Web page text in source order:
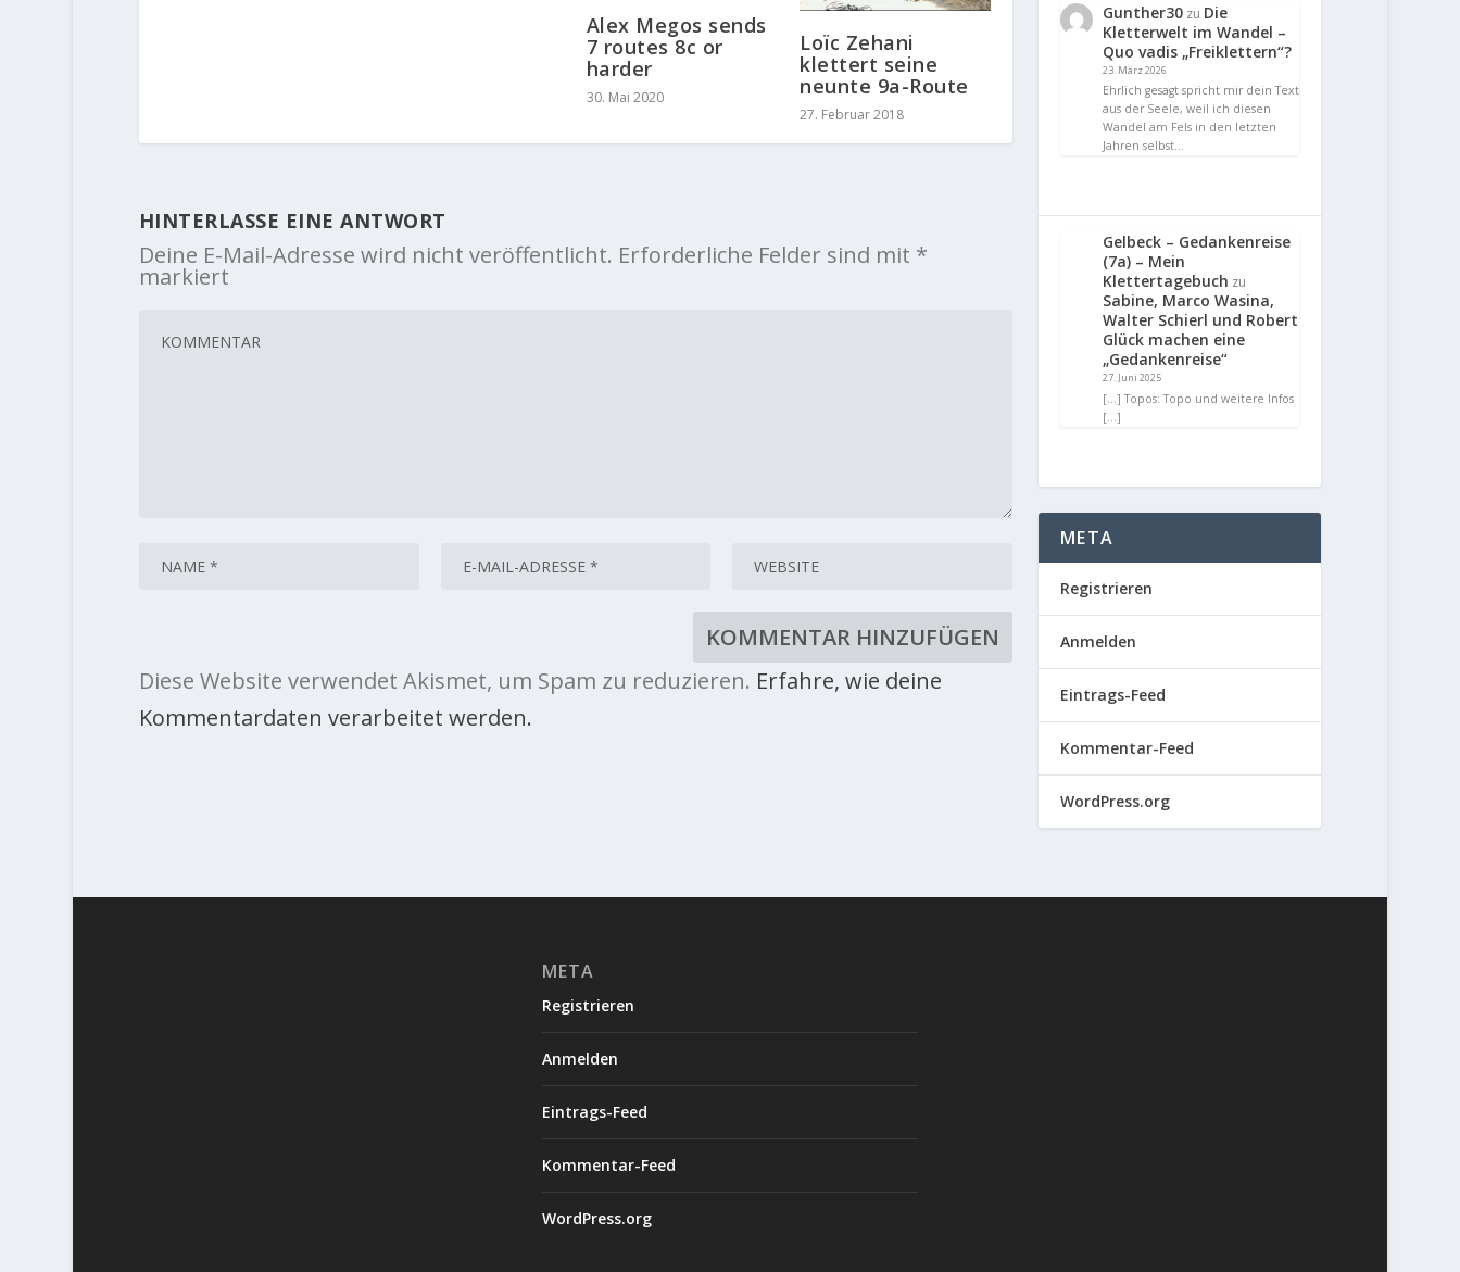
Alex Megos sends
7 routes 8c or
harder
30. Mai 2020
Loïc Zehani
klettert seine
neunte 9a-Route
27. Februar 2018
HINTERLASSE EINE ANTWORT
Deine E-Mail-Adresse wird nicht veröffentlicht. Erforderliche Felder sind mit *
markiert
Diese Website verwendet Akismet, um Spam zu reduzieren. Erfahre, wie deine
Kommentardaten verarbeitet werden.
Gunther30 zu Die
Kletterwelt im Wandel –
Quo vadis „Freiklettern“?
23. März 2026
Ehrlich gesagt spricht mir dein Text
aus der Seele, weil ich diesen
Wandel am Fels in den letzten
Jahren selbst…
Gelbeck – Gedankenreise
(7a) – Mein
Klettertagebuch zu
Sabine, Marco Wasina,
Walter Schierl und Robert
Glück machen eine
„Gedankenreise“
27. Juni 2025
[…] Topos: Topo und weitere Infos
[…]
META
Registrieren
Anmelden
Eintrags-Feed
Kommentar-Feed
WordPress.org
META
Registrieren
Anmelden
Eintrags-Feed
Kommentar-Feed
WordPress.org